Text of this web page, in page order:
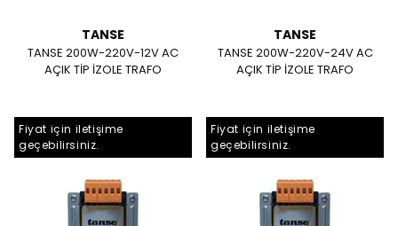
TANSE
TANSE 200W-220V-12V AC
AÇIK TİP İZOLE TRAFO
TANSE
TANSE 200W-220V-24V AC
AÇIK TİP İZOLE TRAFO
Fiyat için iletişime
geçebilirsiniz.
Fiyat için iletişime
geçebilirsiniz.